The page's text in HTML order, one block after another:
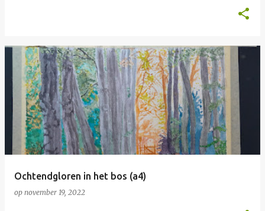
Ochtendgloren in het bos (a4)
op november 19, 2022